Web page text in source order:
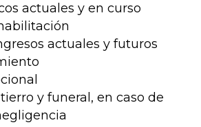
actuales y en curso
actuales y futuros
y funeral, en caso de